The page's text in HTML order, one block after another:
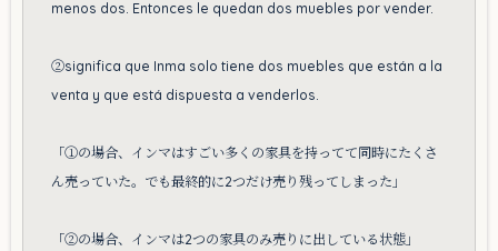
menos dos. Entonces le quedan dos muebles por vender.
②significa que Inma solo tiene dos muebles que están a la
venta y que está dispuesta a venderlos.
「①の場合、インマはすごい多くの家具を持ってて同時にたくさ
ん売っていた。でも最終的に2つだけ売り残ってしまった」
「②の場合、インマは2つの家具のみ売りに出している状態」